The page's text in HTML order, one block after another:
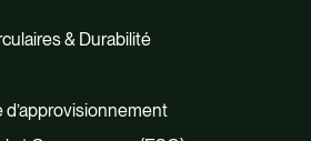
& Durabilité
d’approvisionnement